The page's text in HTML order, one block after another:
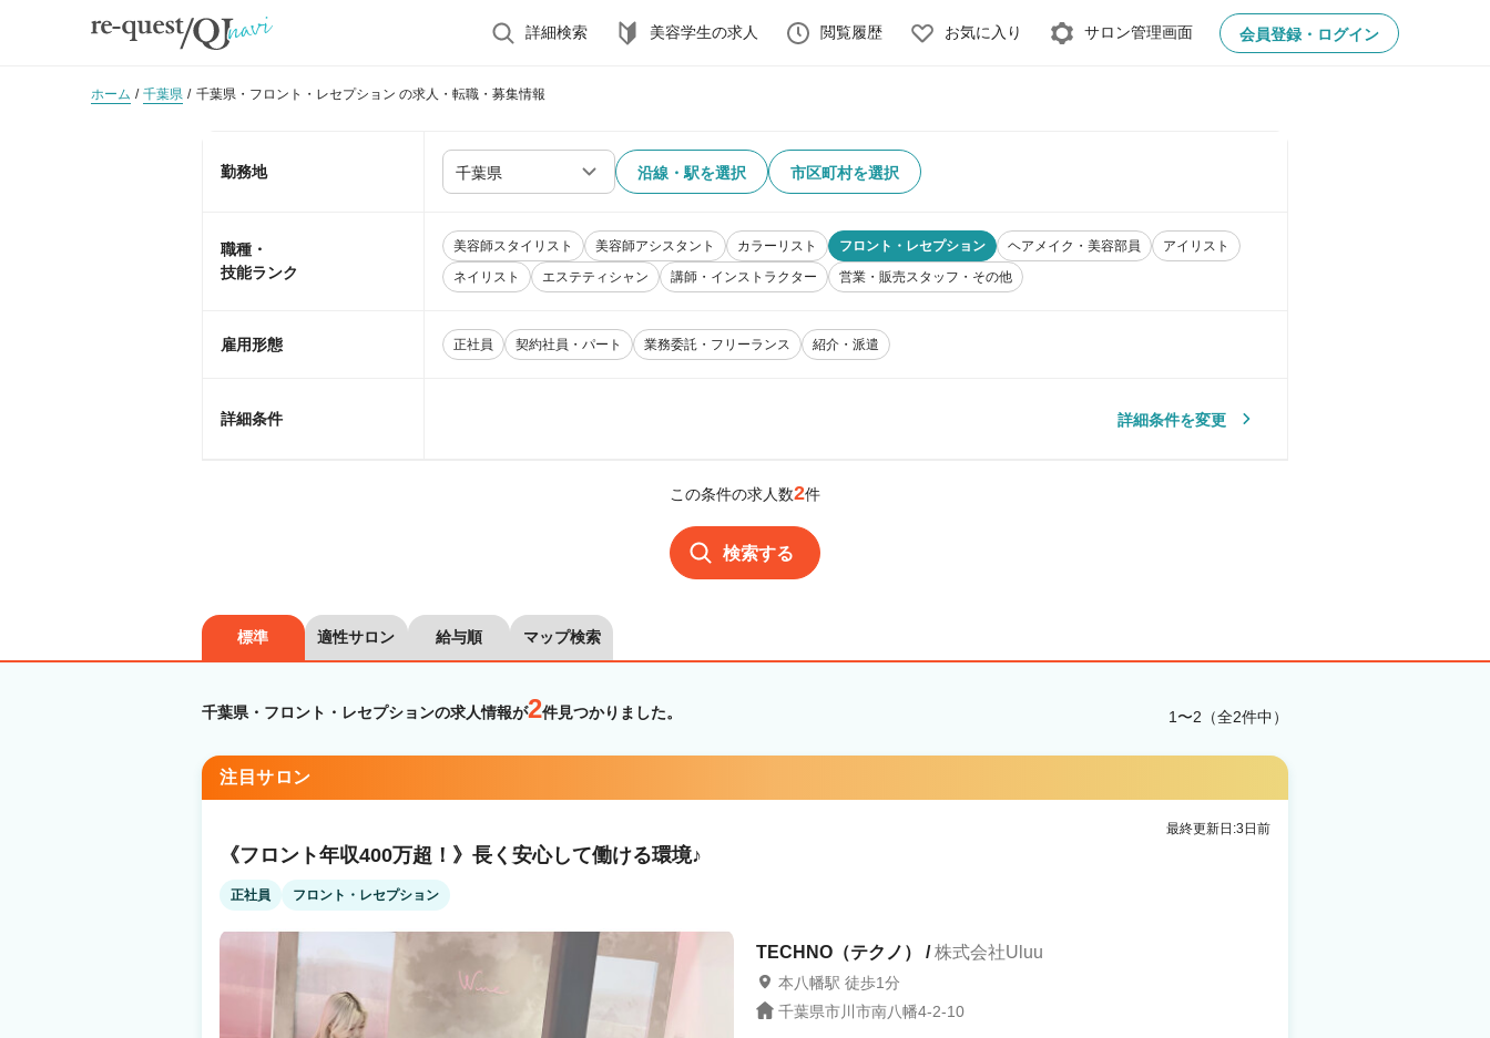
詳細検索 美容学生の求人 閲覧履歴 お気に入り サロン管理画面 会員登録・ログイン
ホーム 千葉県 千葉県・フロント・レセプション の求人・転職・募集情報
勤務地 沿線・駅を選択 市区町村を選択
職種・
技能ランク
美容師スタイリスト 美容師アシスタント カラーリスト フロント・レセプション ヘアメイク・美容部員
アイリスト
ネイリスト
エステティシャン 講師・インストラクター 営業・販売スタッフ・その他
雇用形態 正社員 契約社員・パート 業務委託・フリーランス 紹介・派遣
詳細条件 詳細条件を変更
この条件の求人数2件
検索する
標準 適性サロン 給与順 マップ検索
千葉県・フロント・レセプションの求人情報が2件見つかりました。 1〜2（全2件中）
注目サロン
最終更新日:3日前
《フロント年収400万超！》長く安心して働ける環境♪
正社員 フロント・レセプション
TECHNO（テクノ） /株式会社Uluu
本八幡駅 徒歩1分
千葉県市川市南八幡4-2-10